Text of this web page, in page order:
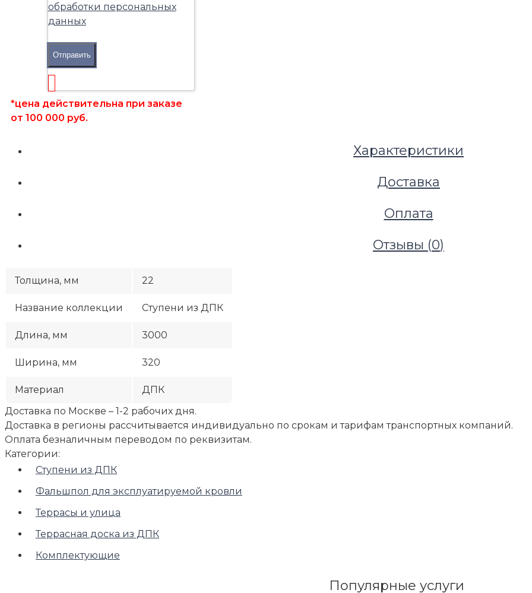
обработки персональных
данных
Отправить
*цена действительна при заказе
от 100 000 руб.
Характеристики
Доставка
Оплата
Отзывы (0)
Толщина, мм 22
Название коллекции Ступени из ДПК
Длина, мм 3000
Ширина, мм 320
Материал
ДПК
Доставка по Москве – 1-2 рабочих дня.
Доставка в регионы рассчитывается индивидуально по срокам и тарифам транспортных компаний.
Оплата безналичным переводом по реквизитам.
Категории:
Ступени из ДПК
Фальшпол для эксплуатируемой кровли
Террасы и улица
Террасная доска из ДПК
Комплектующие
Популярные услуги